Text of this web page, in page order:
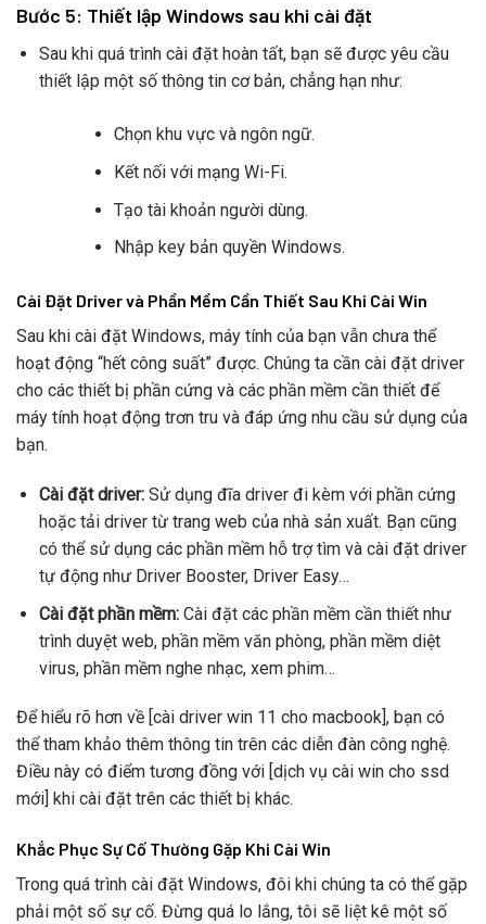
Bước 5: Thiết lập Windows sau khi cài đặt
Sau khi quá trình cài đặt hoàn tất, bạn sẽ được yêu cầu
thiết lập một số thông tin cơ bản, chẳng hạn như:
Chọn khu vực và ngôn ngữ.
Kết nối với mạng Wi-Fi.
Tạo tài khoản người dùng.
Nhập key bản quyền Windows.
Cài Đặt Driver và Phần Mềm Cần Thiết Sau Khi Cài Win
Sau khi cài đặt Windows, máy tính của bạn vẫn chưa thể
hoạt động “hết công suất” được. Chúng ta cần cài đặt driver
cho các thiết bị phần cứng và các phần mềm cần thiết để
máy tính hoạt động trơn tru và đáp ứng nhu cầu sử dụng của
bạn.
Cài đặt driver:Sử dụng đĩa driver đi kèm với phần cứng
hoặc tải driver từ trang web của nhà sản xuất. Bạn cũng
có thể sử dụng các phần mềm hỗ trợ tìm và cài đặt driver
tự động như Driver Booster, Driver Easy…
Cài đặt phần mềm:Cài đặt các phần mềm cần thiết như
trình duyệt web, phần mềm văn phòng, phần mềm diệt
virus, phần mềm nghe nhạc, xem phim…
Để hiểu rõ hơn về [cài driver win 11 cho macbook], bạn có
thể tham khảo thêm thông tin trên các diễn đàn công nghệ.
Điều này có điểm tương đồng với [dịch vụ cài win cho ssd
mới] khi cài đặt trên các thiết bị khác.
Khắc Phục Sự Cố Thường Gặp Khi Cài Win
Trong quá trình cài đặt Windows, đôi khi chúng ta có thể gặp
phải một số sự cố. Đừng quá lo lắng, tôi sẽ liệt kê một số